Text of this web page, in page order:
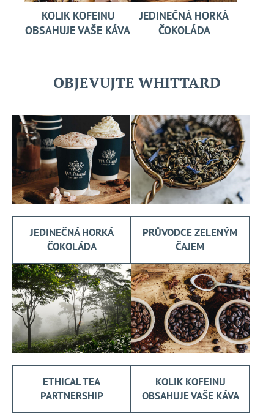
KOLIK KOFEINU
OBSAHUJE VAŠE KÁVA
JEDINEČNÁ HORKÁ
ČOKOLÁDA
OBJEVUJTE WHITTARD
JEDINEČNÁ HORKÁ
ČOKOLÁDA
PRŮVODCE ZELENÝM
ČAJEM
ETHICAL TEA
PARTNERSHIP
KOLIK KOFEINU
OBSAHUJE VAŠE KÁVA